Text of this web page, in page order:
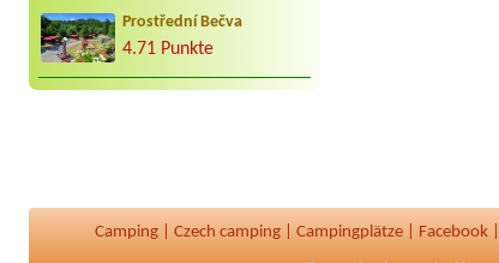
Prostřední Bečva
4.71 Punkte
Camping Czech camping Campingplätze Facebook